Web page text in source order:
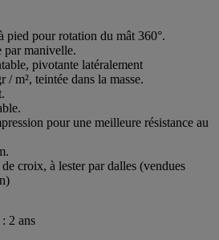
pied pour rotation du mât 360°.
par manivelle.
pivotante latéralement
/ m², teintée dans la masse.
pour une meilleure résistance au
croix, à lester par dalles (vendues
2 ans